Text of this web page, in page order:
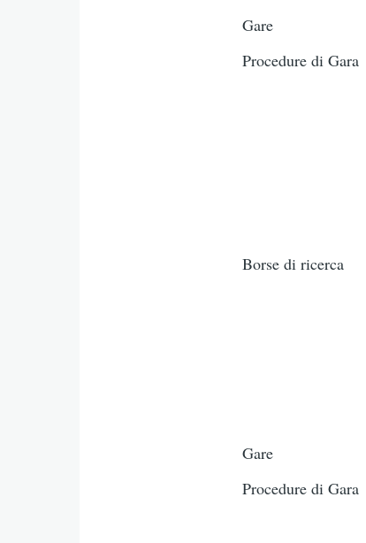
Gare
Procedure di Gara
Borse di ricerca
Gare
Procedure di Gara